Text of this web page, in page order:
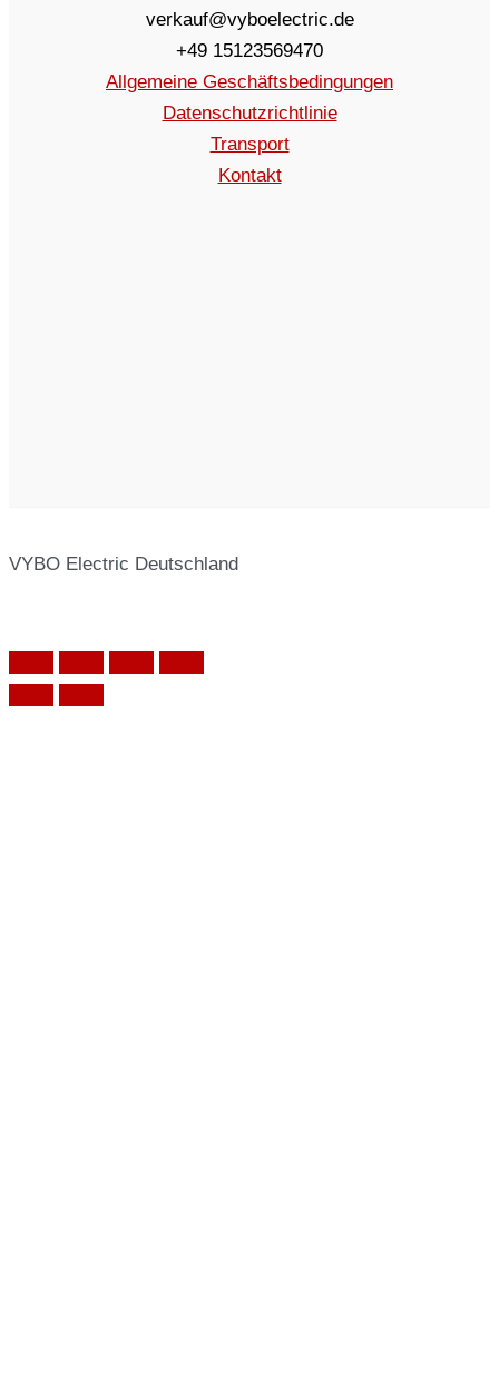
verkauf@vyboelectric.de
+49 15123569470
Allgemeine Geschäftsbedingungen
Datenschutzrichtlinie
Transport
Kontakt
VYBO Electric Deutschland